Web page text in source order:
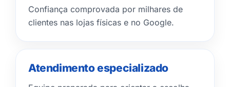
Confiança comprovada por milhares de
clientes nas lojas físicas e no Google.
Atendimento especializado